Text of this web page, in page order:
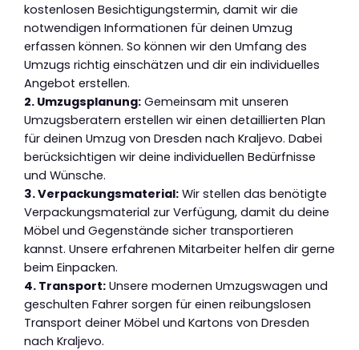
kostenlosen Besichtigungstermin, damit wir die
notwendigen Informationen für deinen Umzug
erfassen können. So können wir den Umfang des
Umzugs richtig einschätzen und dir ein individuelles
Angebot erstellen.
2. Umzugsplanung: Gemeinsam mit unseren
Umzugsberatern erstellen wir einen detaillierten Plan
für deinen Umzug von Dresden nach Kraljevo. Dabei
berücksichtigen wir deine individuellen Bedürfnisse
und Wünsche.
3. Verpackungsmaterial: Wir stellen das benötigte
Verpackungsmaterial zur Verfügung, damit du deine
Möbel und Gegenstände sicher transportieren
kannst. Unsere erfahrenen Mitarbeiter helfen dir gerne
beim Einpacken.
4. Transport: Unsere modernen Umzugswagen und
geschulten Fahrer sorgen für einen reibungslosen
Transport deiner Möbel und Kartons von Dresden
nach Kraljevo.